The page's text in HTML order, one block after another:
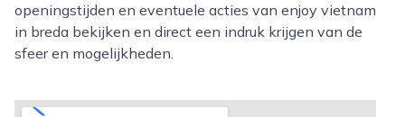
openingstijden en eventuele acties van enjoy vietnam
in breda bekijken en direct een indruk krijgen van de
sfeer en mogelijkheden.